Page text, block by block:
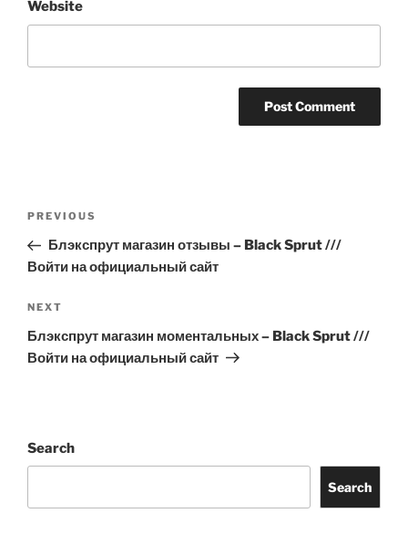
Website
Previous
Post
PREVIOUS
Блэкспрут магазин отзывы – Black Sprut ///
Войти на официальный сайт
Next
Post
NEXT
Блэкспрут магазин моментальных – Black Sprut ///
Войти на официальный сайт
Search
Search